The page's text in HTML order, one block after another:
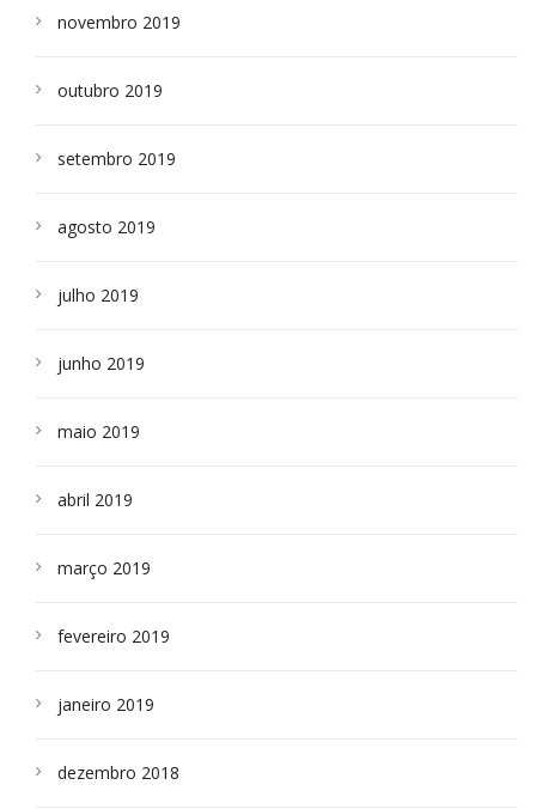
novembro 2019
outubro 2019
setembro 2019
agosto 2019
julho 2019
junho 2019
maio 2019
abril 2019
março 2019
fevereiro 2019
janeiro 2019
dezembro 2018